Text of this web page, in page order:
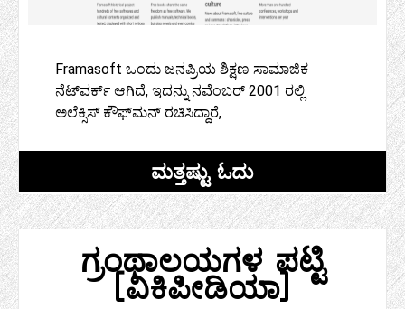
Framasoft ಒಂದು ಜನಪ್ರಿಯ ಶಿಕ್ಷಣ ಸಾಮಾಜಿಕ
ನೆಟ್‌ವರ್ಕ್ ಆಗಿದೆ, ಇದನ್ನು ನವೆಂಬರ್ 2001 ರಲ್ಲಿ
ಅಲೆಕ್ಸಿಸ್ ಕೌಫ್‌ಮನ್ ರಚಿಸಿದ್ದಾರೆ,
ಮತ್ತಷ್ಟು ಓದು
ಗ್ರಂಥಾಲಯಗಳ ಪಟ್ಟಿ
(ವಿಕಿಪೀಡಿಯಾ)